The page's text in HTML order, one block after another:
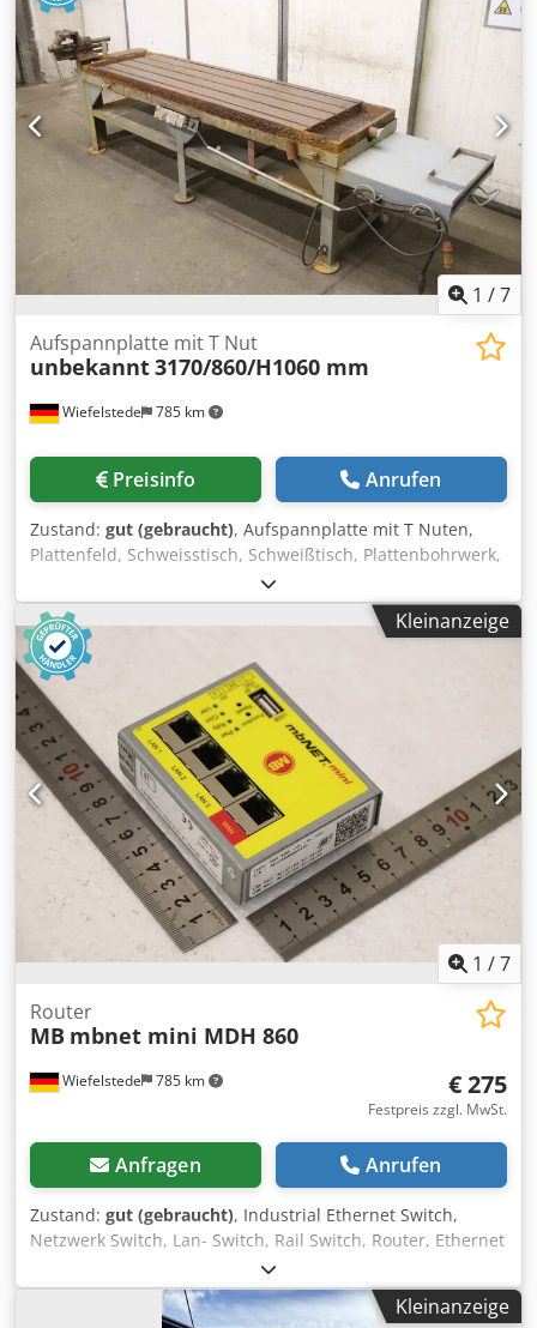
1 /7
Wiefelstede 785 km
Aufspannplatte mit T Nut
unbekannt3170/860/H1060 mm
Preisinfo Anrufen
Zustand: gut (gebraucht), Aufspannplatte mit T Nuten,
Plattenfeld, Schweisstisch, Schweißtisch, Plattenbohrwerk,
T-Nutenplatte Dodpfx Apsliugmjvokr -Schweißtisch:
Aufspannplatte mit T Nuten auf massivem Untergestell mit
Schraubstock -Unterseite: mit Kühlrippen -Tischfläche:
2010 x 650 mm -Nutenbreite: 19 mm -Nutenabstand: 130
mm -Gesamtabmessungen: 3170/860/H1060 mm -Gewicht:
880 kg
Kleinanzeige
1 /7
Wiefelstede 785 km
Router
MB mbnet mini MDH 860
€ 275
Festpreis zzgl. MwSt.
Anfragen Anrufen
Zustand: gut (gebraucht), Industrial Ethernet Switch,
Netzwerk Switch, Lan- Switch, Rail Switch, Router, Ethernet
Security Router Dodpfxoyhnc Ie Apvokr -Hersteller: MB,
Router mbnet mini -Typ: MDH 860 -Spannung: 12-24 V -
Abmessung: 95/70/H35 mm -Gewicht: 0,4 kg Kleinanzeige